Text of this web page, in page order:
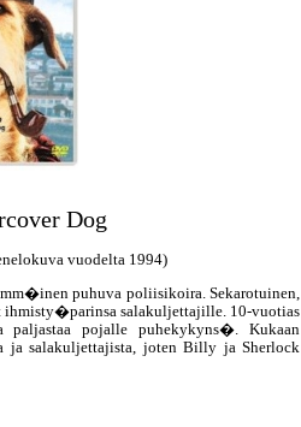
Dog
vuodelta 1994)
puhuva poliisikoira. Sekarotuinen,
salakuljettajille. 10-vuotias
pojalle puhekykyns�. Kukaan
ja salakuljettajista, joten Billy ja Sherlock